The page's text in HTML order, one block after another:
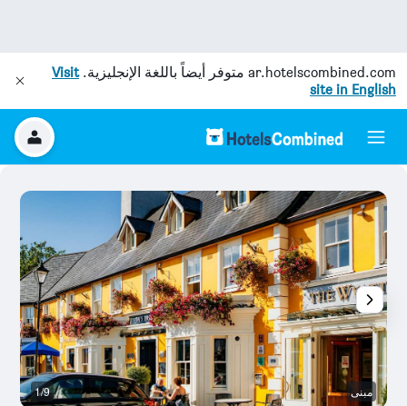
ar.hotelscombined.com متوفر أيضاً باللغة الإنجليزية.Visit
site in English
مبنى 1/9